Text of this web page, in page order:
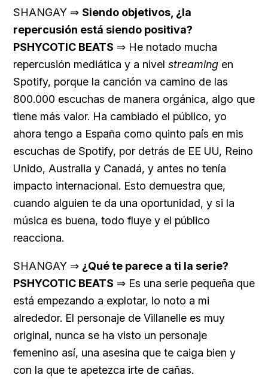
SHANGAY ⇒ Siendo objetivos, ¿la
repercusión está siendo positiva?
PSHYCOTIC BEATS ⇒ He notado mucha
repercusión mediática y a nivel streaming en
Spotify, porque la canción va camino de las
800.000 escuchas de manera orgánica, algo que
tiene más valor. Ha cambiado el público, yo
ahora tengo a España como quinto país en mis
escuchas de Spotify, por detrás de EE UU, Reino
Unido, Australia y Canadá, y antes no tenía
impacto internacional. Esto demuestra que,
cuando alguien te da una oportunidad, y si la
música es buena, todo fluye y el público
reacciona.
SHANGAY ⇒ ¿Qué te parece a ti la serie?
PSHYCOTIC BEATS ⇒ Es una serie pequeña que
está empezando a explotar, lo noto a mi
alrededor. El personaje de Villanelle es muy
original, nunca se ha visto un personaje
femenino así, una asesina que te caiga bien y
con la que te apetezca irte de cañas.